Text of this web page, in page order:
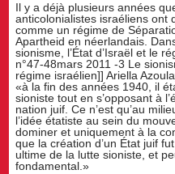
Il y a déjà plusieurs années
anticolonialistes israéliens ont
comme un régime de
Apartheid en néerlandais.
sionisme, l’État d’Israël et le
n°47-48mars 2011 -3 Le
régime israélien]] Ariella
«à la fin des années 1940, il
sioniste tout en s’opposant à
nation juif. Ce n’est qu’au
l’idée étatiste au sein du
dominer et uniquement à la
que la création d’un État juif
ultime de la lutte sioniste, et
fondamental.»